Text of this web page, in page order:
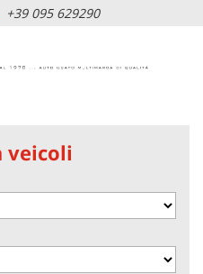
+39 095 629290
veicoli